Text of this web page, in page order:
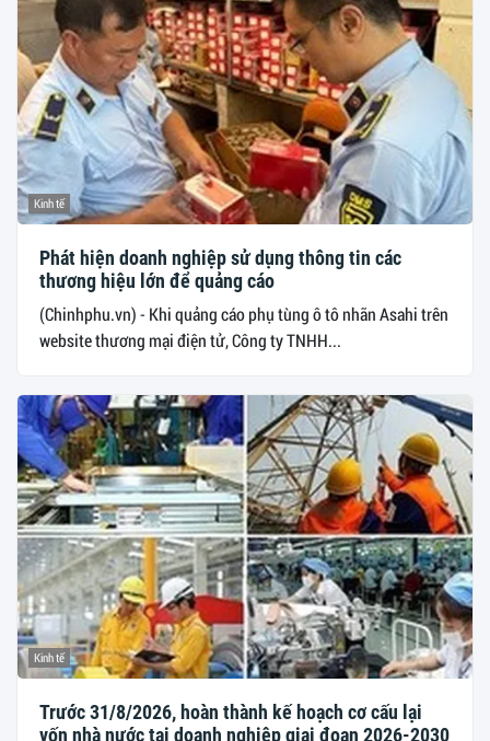
Kinh tế
Phát hiện doanh nghiệp sử dụng thông tin các
thương hiệu lớn để quảng cáo
(Chinhphu.vn) - Khi quảng cáo phụ tùng ô tô nhãn Asahi trên
website thương mại điện tử, Công ty TNHH...
Kinh tế
Trước 31/8/2026, hoàn thành kế hoạch cơ cấu lại
vốn nhà nước tại doanh nghiệp giai đoạn 2026-2030